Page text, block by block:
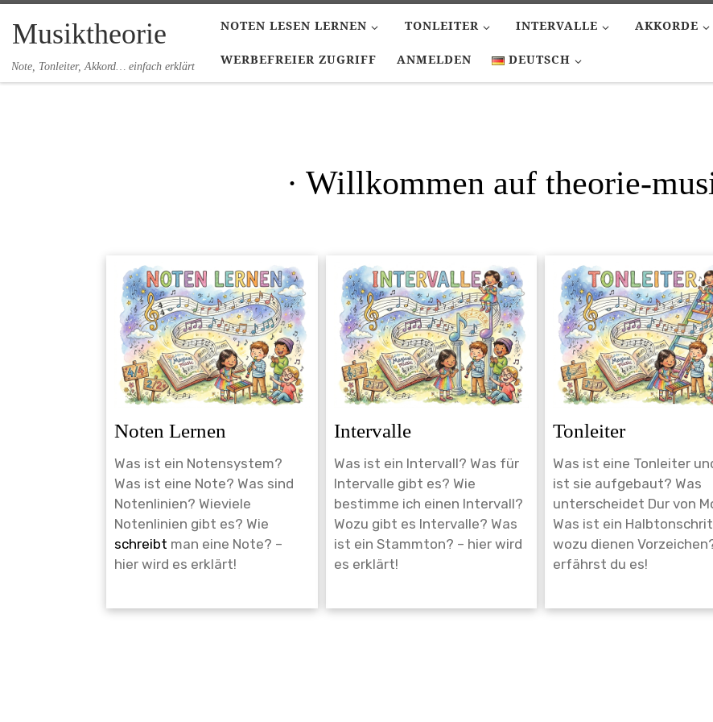
Zum Inhalt springen
Musiktheorie
Note, Tonleiter, Akkord… einfach erklärt
NOTEN LESEN LERNEN TONLEITER INTERVALLE AKKORDE
WERBEFREIER ZUGRIFF ANMELDEN DEUTSCH
· Willkommen auf theorie-
Noten Lernen
Was ist ein Notensystem?
Was ist eine Note? Was sind
Notenlinien? Wieviele
Notenlinien gibt es? Wie
schreibt man eine Note? –
hier wird es erklärt!
Intervalle
Was ist ein Intervall? Was für
Intervalle gibt es? Wie
bestimme ich einen Intervall?
Wozu gibt es Intervalle? Was
ist ein Stammton? – hier wird
es erklärt!
Tonleiter
Was ist eine Tonleiter
ist sie aufgebaut? Was
unterscheidet Dur von
Was ist ein
wozu dienen
erfährst du es!